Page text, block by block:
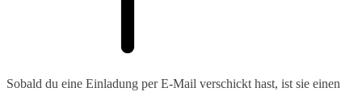
Sobald du eine Einladung per E-Mail verschickt hast, ist sie einen